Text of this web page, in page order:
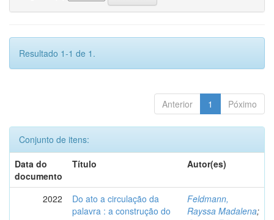
Resultado 1-1 de 1.
Anterior 1 Póximo
Conjunto de itens:
Data do
documento
Título Autor(es)
2022
Do ato a circulação da
palavra : a construção do
Feldmann,
Rayssa Madalena;